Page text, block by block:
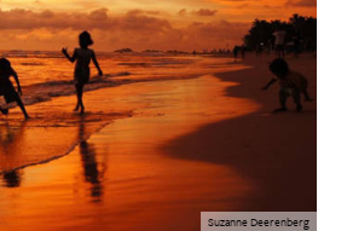
Suzanne Deerenberg